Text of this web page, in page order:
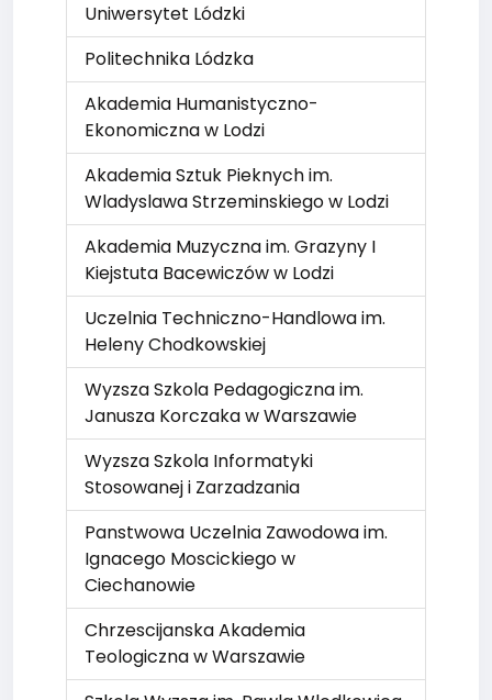
Uniwersytet Lódzki
Politechnika Lódzka
Akademia Humanistyczno-
Ekonomiczna w Lodzi
Akademia Sztuk Pieknych im.
Wladyslawa Strzeminskiego w Lodzi
Akademia Muzyczna im. Grazyny I
Kiejstuta Bacewiczów w Lodzi
Uczelnia Techniczno-Handlowa im.
Heleny Chodkowskiej
Wyzsza Szkola Pedagogiczna im.
Janusza Korczaka w Warszawie
Wyzsza Szkola Informatyki
Stosowanej i Zarzadzania
Panstwowa Uczelnia Zawodowa im.
Ignacego Moscickiego w
Ciechanowie
Chrzescijanska Akademia
Teologiczna w Warszawie